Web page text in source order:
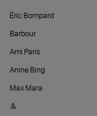
Éric Bompard
Barbour
Ami Paris
Anine Bing
Max Mara
&